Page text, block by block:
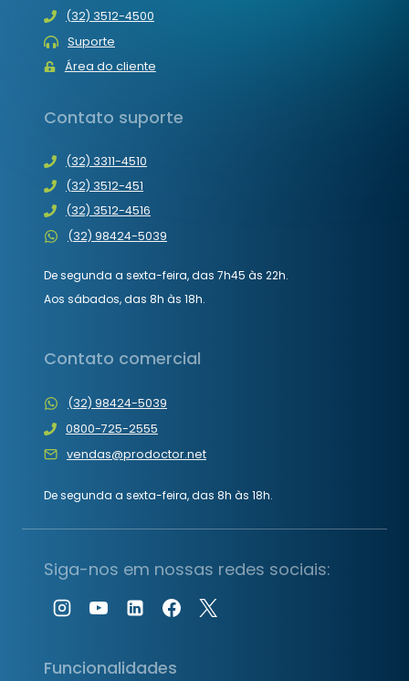
(32) 3512-4500
Suporte
Área do cliente
Contato suporte
(32) 3311-4510
(32) 3512-451
(32) 3512-4516
(32) 98424-5039
De segunda a sexta-feira, das 7h45 às 22h.
Aos sábados, das 8h às 18h.
Contato comercial
(32) 98424-5039
0800-725-2555
vendas@prodoctor.net
De segunda a sexta-feira, das 8h às 18h.
Siga-nos em nossas redes sociais:
Funcionalidades